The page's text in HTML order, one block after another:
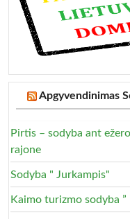
Apgyvendinimas
Pirtis – sodyba ant
rajone
Sodyba " Jurkampis"
Kaimo turizmo sodyba ”